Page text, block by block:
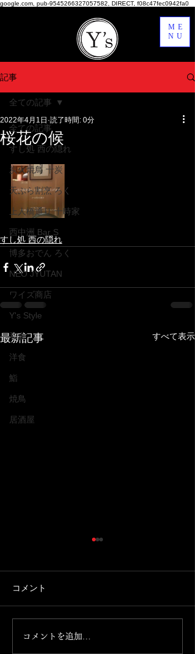
google.com, pub-9545266327057582, DIRECT, f08c47fec0942fa0
ME
NU
記事
全ての記事
すし処 西の隠れ
炭火焼鳥 十炭
天ぷら割烹 ろく
上人橋通り 十時家
西中洲 Bar S
博多おでん ろく
NEO JYUTAN
ワイズ商店
Y's Style
和食
洋食
鮨
焼鳥
居酒屋
全ての記事
桜花の候
2022年4月1日 読了時間: 0分
すし処 西の隠れ
最新記事 すべて表示
携帯を新しく買い替えたとこ
ろ、 Instagramが消えまし
ントで発信して参ります。
コメント
コメントを追加…